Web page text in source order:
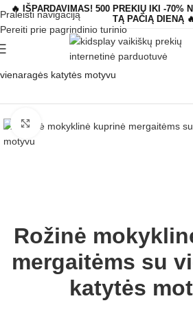
Praleisti navigaciją
Pereiti prie pagrindinio turinio
🔥 IŠPARDAVIMAS! 500 PREKIŲ IKI -70%
TĄ PAČIĄ DIENĄ
Parduotuvė»Rožinė
vienaragės katytės motyvu
Padidinti
Rožinė
mergaitėms su
katytės